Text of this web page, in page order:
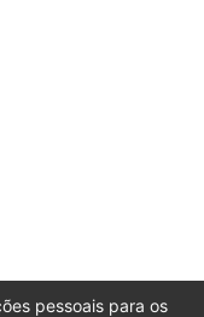
pessoais para os